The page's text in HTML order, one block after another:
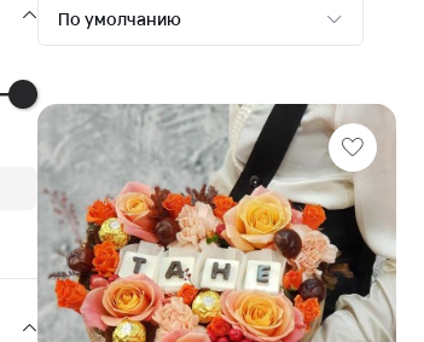
По умолчанию
Сначала дешевле
Сначала дороже